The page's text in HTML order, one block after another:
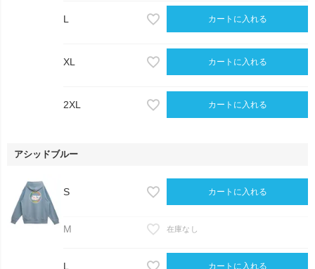
L カートに入れる
XL カートに入れる
2XL カートに入れる
アシッドブルー
S カートに入れる
M 在庫なし
L カートに入れる